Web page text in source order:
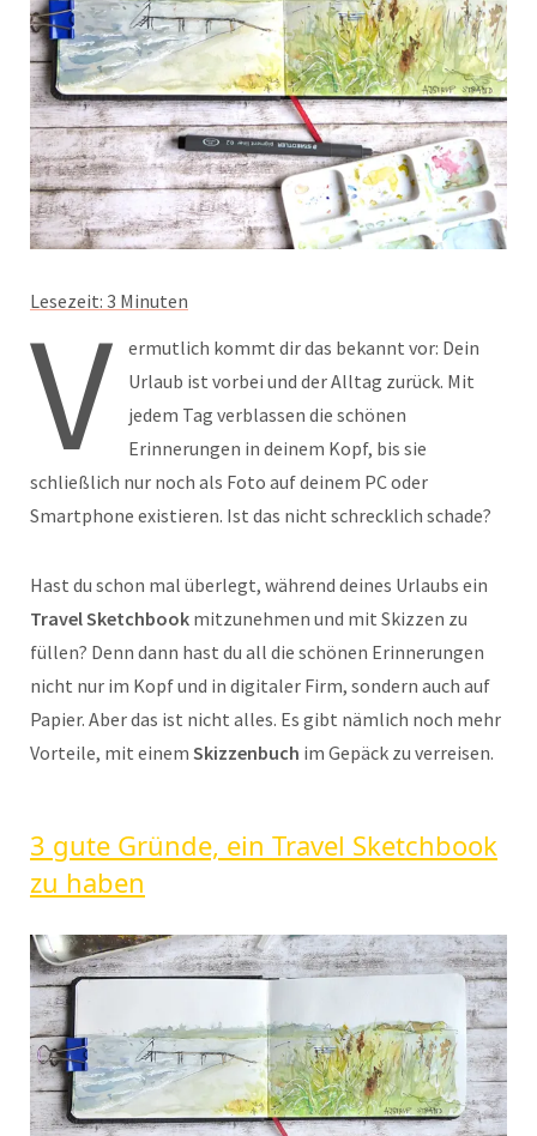
Lesezeit: 3 Minuten
V
ermutlich kommt dir das bekannt vor: Dein
Urlaub ist vorbei und der Alltag zurück. Mit
jedem Tag verblassen die schönen
Erinnerungen in deinem Kopf, bis sie
schließlich nur noch als Foto auf deinem PC oder
Smartphone existieren. Ist das nicht schrecklich schade?
Hast du schon mal überlegt, während deines Urlaubs ein
Travel Sketchbook mitzunehmen und mit Skizzen zu
füllen? Denn dann hast du all die schönen Erinnerungen
nicht nur im Kopf und in digitaler Firm, sondern auch auf
Papier. Aber das ist nicht alles. Es gibt nämlich noch mehr
Vorteile, mit einem Skizzenbuch im Gepäck zu verreisen.
3 gute Gründe, ein Travel Sketchbook
zu haben